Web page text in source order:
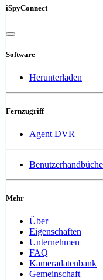
iSpyConnect
Software
Herunterladen
Fernzugriff
Agent DVR
Mehr
Über
Eigenschaften
Unternehmen
FAQ
Kameradatenbank
Gemeinschaft